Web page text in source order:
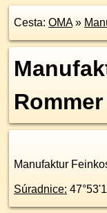
Cesta: OMA»
Rommer
Manufaktur
Súradnice: